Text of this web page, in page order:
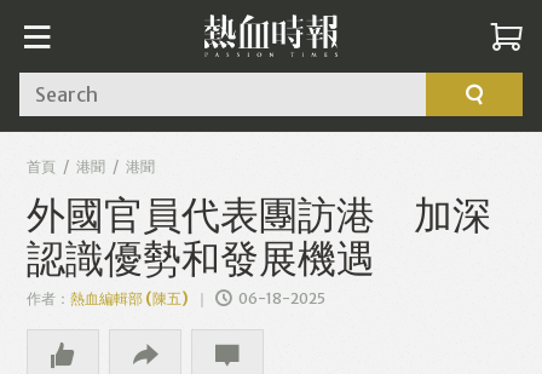
Search
首頁 港聞 港聞
外國官員代表團訪港 加深
認識優勢和發展機遇
作者：熱血編輯部 (陳五) 06-18-2025